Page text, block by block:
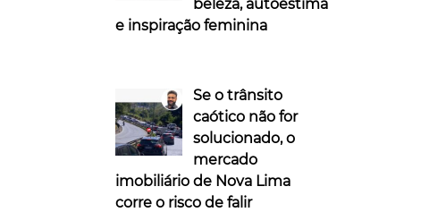
beleza, autoestima
e inspiração feminina
Se o trânsito
caótico não for
solucionado, o
mercado
imobiliário de Nova Lima
corre o risco de falir